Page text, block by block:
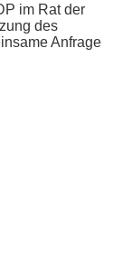
im Rat der
des
Anfrage